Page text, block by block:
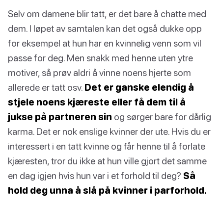
Selv om damene blir tatt, er det bare å chatte med
dem. I løpet av samtalen kan det også dukke opp
for eksempel at hun har en kvinnelig venn som vil
passe for deg. Men snakk med henne uten ytre
motiver, så prøv aldri å vinne noens hjerte som
allerede er tatt osv. Det er ganske elendig å
stjele noens kjæreste eller få dem til å
jukse på partneren sin og sørger bare for dårlig
karma. Det er nok enslige kvinner der ute. Hvis du er
interessert i en tatt kvinne og får henne til å forlate
kjæresten, tror du ikke at hun ville gjort det samme
en dag igjen hvis hun var i et forhold til deg? Så
hold deg unna å slå på kvinner i parforhold.